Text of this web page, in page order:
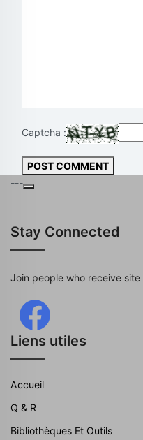
Captcha :
POST COMMENT
---
Stay Connected
Join people who receive site
Liens utiles
Accueil
Q & R
Bibliothèques Et Outils